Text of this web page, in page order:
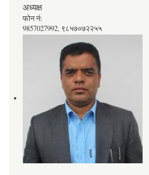
अध्यक्ष
फोन नं:
9857027992, ९८५७०७२२५५